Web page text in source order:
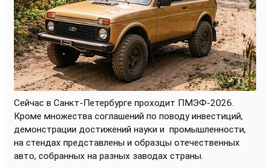
Сейчас в Санкт-Петербурге проходит ПМЭФ-2026.
Кроме множества соглашений по поводу инвестиций,
демонстрации достижений науки и промышленности,
на стендах представлены и образцы отечественных
авто, собранных на разных заводах страны.